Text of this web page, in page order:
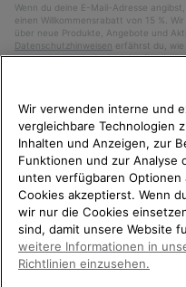
Wenn du deine E-Mail-Adresse
einen Willkommensrabatt von 15 %.
über neue Produkte, Angebote und
Datenschutzhinweisen erfährst du,
verarbeiten und wie du deine
Deutschland
©2026SOREL. Alle Rechte
BITTE
Wir verwenden interne und
vergleichbare Technologien
Inhalten und Anzeigen, zur
Funktionen und zur Analyse
unten verfügbaren
Cookies akzeptierst. Wenn
wir nur die Cookies
sind, damit unsere Website
weitere Informationen in
Richtlinien einzusehen.